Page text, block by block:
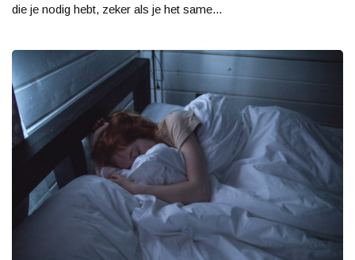
die je nodig hebt, zeker als je het same...